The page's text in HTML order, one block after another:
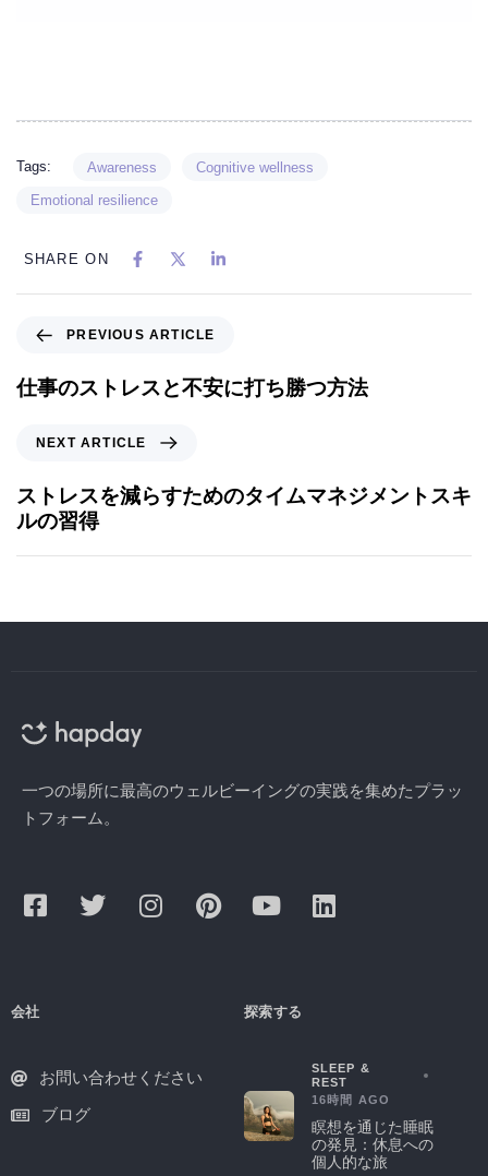
Tags: Awareness Cognitive wellness
Emotional resilience
SHARE ON
PREVIOUS ARTICLE
仕事のストレスと不安に打ち勝つ方法
NEXT ARTICLE
ストレスを減らすためのタイムマネジメントスキ
ルの習得
一つの場所に最高のウェルビーイングの実践を集めたプラッ
トフォーム。
会社
お問い合わせください
ブログ
探索する
SLEEP &
REST
16時間 AGO
瞑想を通じた睡眠
の発見：休息への
個人的な旅